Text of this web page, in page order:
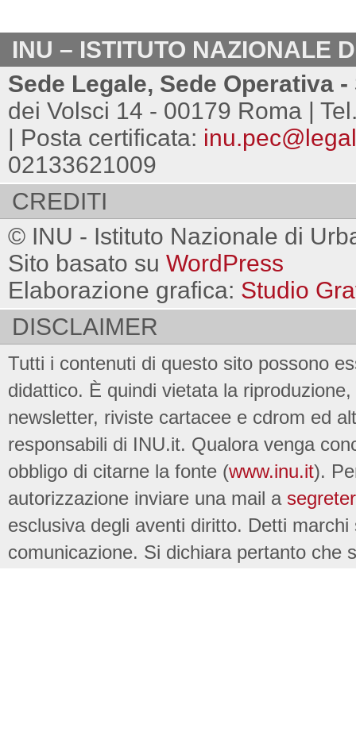
INU – ISTITUTO NAZIONALE
Sede Legale, Sede Operativa
dei Volsci 14 - 00179 Roma |
| Posta certificata:
02133621009
CREDITI
© INU - Istituto Nazionale di
Sito basato su WordPress
Elaborazione grafica: Studio
DISCLAIMER
Tutti i contenuti di questo sito possono
didattico. È quindi vietata la
newsletter, riviste cartacee e cdrom ed
responsabili di INU.it. Qualora venga
obbligo di citarne la fonte (www.inu.it).
autorizzazione inviare una mail a
esclusiva degli aventi diritto. Detti
comunicazione. Si dichiara pertanto che